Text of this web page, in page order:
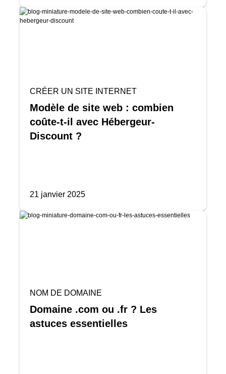
CRÉER UN SITE INTERNET
Modèle de site web : combien
coûte-t-il avec Hébergeur-
Discount ?
21 janvier 2025
NOM DE DOMAINE
Domaine .com ou .fr ? Les
astuces essentielles